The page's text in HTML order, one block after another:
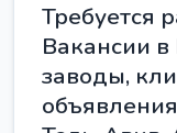
Требуется
Вакансии в
заводы,